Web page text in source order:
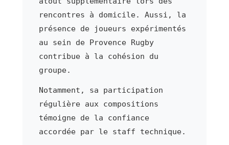
rencontres à domicile. Aussi, la
présence de joueurs expérimentés
au sein de Provence Rugby
contribue à la cohésion du
groupe.
Notamment, sa participation
régulière aux compositions
témoigne de la confiance
accordée par le staff technique.